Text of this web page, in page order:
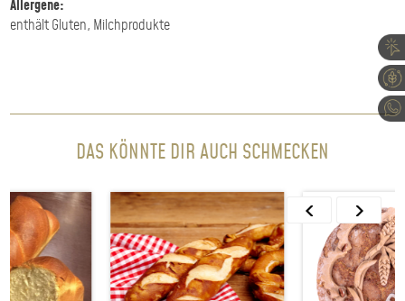
Allergene:
enthält Gluten, Milchprodukte
DAS KÖNNTE DIR AUCH SCHMECKEN